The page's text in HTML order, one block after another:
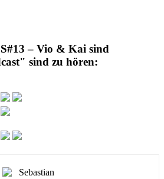
– Vio & Kai sind
sind zu hören: